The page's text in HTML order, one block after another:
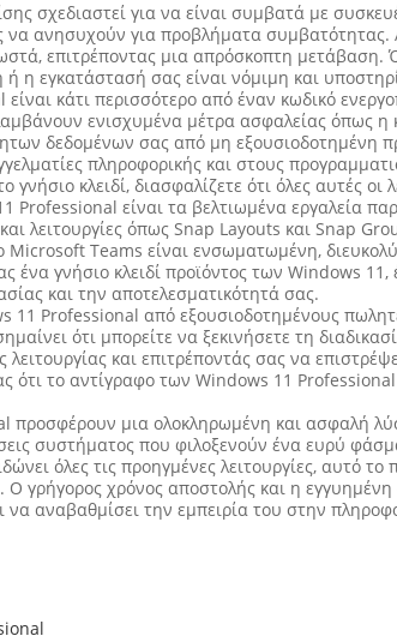
σχεδιαστεί για να είναι συμβατά με
ανησυχούν για προβλήματα συμβατότητας.
επιτρέποντας μια απρόσκοπτη μετάβαση.
η εγκατάστασή σας είναι νόμιμη και
κάτι περισσότερο από έναν κωδικό
ενισχυμένα μέτρα ασφαλείας
δεδομένων σας από μη εξουσιοδοτημένη
πληροφορικής και στους
κλειδί, διασφαλίζετε ότι όλες αυτές οι
Professional είναι τα βελτιωμένα εργαλεία
λειτουργίες όπως Snap Layouts και Snap
Teams είναι ενσωματωμένη,
ένα γνήσιο κλειδί προϊόντος των Windows
και την αποτελεσματικότητά σας.
11 Professional από εξουσιοδοτημένους
ότι μπορείτε να ξεκινήσετε τη
και επιτρέποντάς σας να
ότι το αντίγραφο των Windows 11
προσφέρουν μια ολοκληρωμένη και ασφαλή
συστήματος που φιλοξενούν ένα ευρύ
όλες τις προηγμένες λειτουργίες, αυτό
Ο γρήγορος χρόνος αποστολής και η
να αναβαθμίσει την εμπειρία του στην